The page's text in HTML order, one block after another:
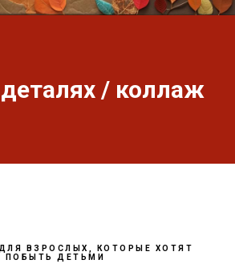
/ коллаж
ВЗРОСЛЫХ, КОТОРЫЕ ХОТЯТ
ПОБЫТЬ ДЕТЬМИ